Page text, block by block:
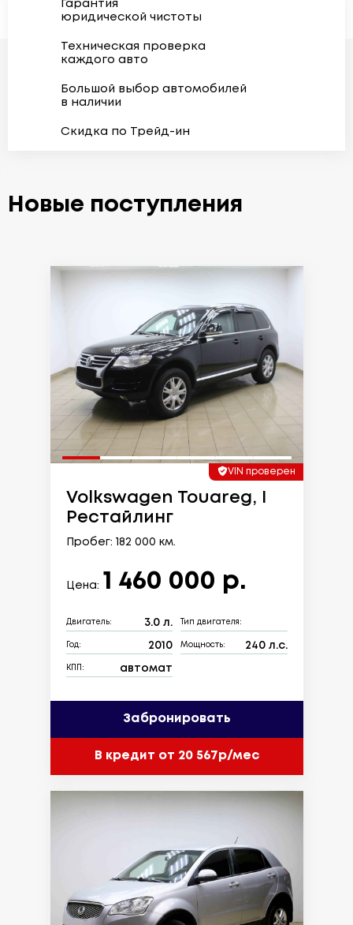
Гарантия
юридической чистоты
Техническая проверка
каждого авто
Большой выбор автомобилей
в наличии
Скидка по Трейд-ин
Новые поступления
VIN проверен
Volkswagen Touareg, I
Рестайлинг
Пробег: 182 000 км.
Цена: 1 460 000 р.
Двигатель: 3.0 л. Тип двигателя:
Год: 2010 Мощность: 240 л.с.
КПП: автомат
Забронировать
В кредит от 20 567р/мес